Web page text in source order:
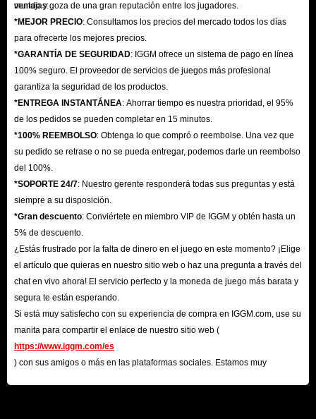
mundo y goza de una gran reputación entre los jugadores.
ventajas:
*MEJOR PRECIO: Consultamos los precios del mercado todos los días
para ofrecerte los mejores precios.
*GARANTÍA DE SEGURIDAD: IGGM ofrece un sistema de pago en línea
100% seguro. El proveedor de servicios de juegos más profesional
garantiza la seguridad de los productos.
*ENTREGA INSTANTÁNEA: Ahorrar tiempo es nuestra prioridad, el 95%
de los pedidos se pueden completar en 15 minutos.
*100% REEMBOLSO: Obtenga lo que compró o reembolse. Una vez que
su pedido se retrase o no se pueda entregar, podemos darle un reembolso
del 100%.
*SOPORTE 24/7: Nuestro gerente responderá todas sus preguntas y está
siempre a su disposición.
*Gran descuento: Conviértete en miembro VIP de IGGM y obtén hasta un
5% de descuento.
¿Estás frustrado por la falta de dinero en el juego en este momento? ¡Elige
el artículo que quieras en nuestro sitio web o haz una pregunta a través del
chat en vivo ahora! El servicio perfecto y la moneda de juego más barata y
segura te están esperando.
Si está muy satisfecho con su experiencia de compra en IGGM.com, use su
manita para compartir el enlace de nuestro sitio web (
https://www.iggm.com/es
) con sus amigos o más en las plataformas sociales. Estamos muy